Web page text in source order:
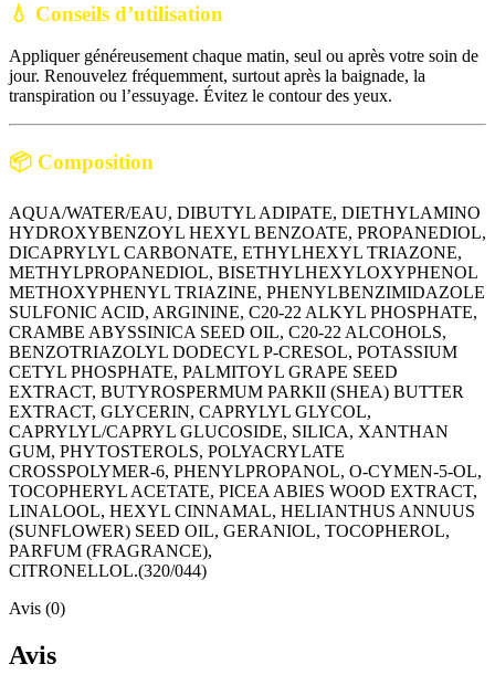
💧 Conseils d’utilisation
Appliquer généreusement chaque matin, seul ou après votre soin de
jour. Renouvelez fréquemment, surtout après la baignade, la
transpiration ou l’essuyage. Évitez le contour des yeux.
📦 Composition
AQUA/WATER/EAU, DIBUTYL ADIPATE, DIETHYLAMINO
HYDROXYBENZOYL HEXYL BENZOATE, PROPANEDIOL,
DICAPRYLYL CARBONATE, ETHYLHEXYL TRIAZONE,
METHYLPROPANEDIOL, BISETHYLHEXYLOXYPHENOL
METHOXYPHENYL TRIAZINE, PHENYLBENZIMIDAZOLE
SULFONIC ACID, ARGININE, C20-22 ALKYL PHOSPHATE,
CRAMBE ABYSSINICA SEED OIL, C20-22 ALCOHOLS,
BENZOTRIAZOLYL DODECYL P-CRESOL, POTASSIUM
CETYL PHOSPHATE, PALMITOYL GRAPE SEED
EXTRACT, BUTYROSPERMUM PARKII (SHEA) BUTTER
EXTRACT, GLYCERIN, CAPRYLYL GLYCOL,
CAPRYLYL/CAPRYL GLUCOSIDE, SILICA, XANTHAN
GUM, PHYTOSTEROLS, POLYACRYLATE
CROSSPOLYMER-6, PHENYLPROPANOL, O-CYMEN-5-OL,
TOCOPHERYL ACETATE, PICEA ABIES WOOD EXTRACT,
LINALOOL, HEXYL CINNAMAL, HELIANTHUS ANNUUS
(SUNFLOWER) SEED OIL, GERANIOL, TOCOPHEROL,
PARFUM (FRAGRANCE),
CITRONELLOL.(320/044)
Avis (0)
Avis